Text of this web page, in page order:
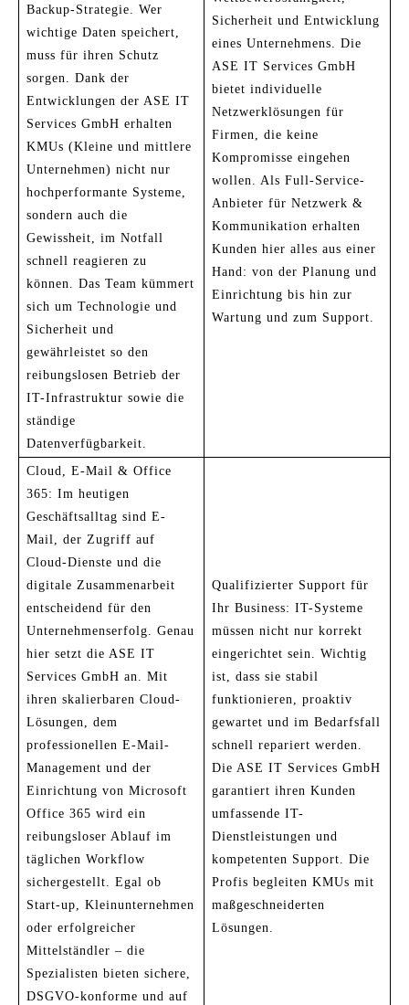
Backup-Strategie. Wer
wichtige Daten speichert,
muss für ihren Schutz
sorgen. Dank der
Entwicklungen der ASE IT
Services GmbH erhalten
KMUs (Kleine und mittlere
Unternehmen) nicht nur
hochperformante Systeme,
sondern auch die
Gewissheit, im Notfall
schnell reagieren zu
können. Das Team kümmert
sich um Technologie und
Sicherheit und
gewährleistet so den
reibungslosen Betrieb der
IT-Infrastruktur sowie die
ständige
Datenverfügbarkeit.
Sicherheit und Entwicklung
eines Unternehmens. Die
ASE IT Services GmbH
bietet individuelle
Netzwerklösungen für
Firmen, die keine
Kompromisse eingehen
wollen. Als Full-Service-
Anbieter für Netzwerk &
Kommunikation erhalten
Kunden hier alles aus einer
Hand: von der Planung und
Einrichtung bis hin zur
Wartung und zum Support.
Cloud, E-Mail & Office
365: Im heutigen
Geschäftsalltag sind E-
Mail, der Zugriff auf
Cloud-Dienste und die
digitale Zusammenarbeit
entscheidend für den
Unternehmenserfolg. Genau
hier setzt die ASE IT
Services GmbH an. Mit
ihren skalierbaren Cloud-
Lösungen, dem
professionellen E-Mail-
Management und der
Einrichtung von Microsoft
Office 365 wird ein
reibungsloser Ablauf im
täglichen Workflow
sichergestellt. Egal ob
Start-up, Kleinunternehmen
oder erfolgreicher
Mittelständler – die
Spezialisten bieten sichere,
DSGVO-konforme und auf
Qualifizierter Support für
Ihr Business: IT-Systeme
müssen nicht nur korrekt
eingerichtet sein. Wichtig
ist, dass sie stabil
funktionieren, proaktiv
gewartet und im Bedarfsfall
schnell repariert werden.
Die ASE IT Services GmbH
garantiert ihren Kunden
umfassende IT-
Dienstleistungen und
kompetenten Support. Die
Profis begleiten KMUs mit
maßgeschneiderten
Lösungen.